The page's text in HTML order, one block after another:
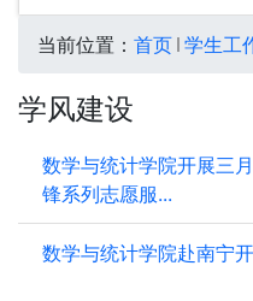
当前位置： 首页 学生工
学风建设
数学与统计学院开展三
锋系列志愿服...
数学与统计学院赴南宁